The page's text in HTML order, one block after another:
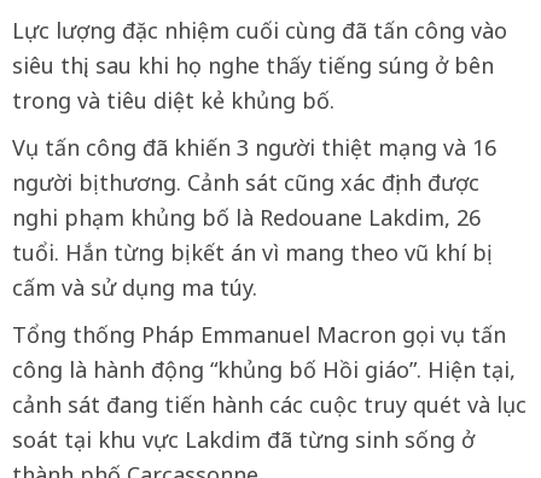
Lực lượng đặc nhiệm cuối cùng đã tấn công vào
siêu thị, sau khi họ nghe thấy tiếng súng ở bên
trong và tiêu diệt kẻ khủng bố.
Vụ tấn công đã khiến 3 người thiệt mạng và 16
người bị thương. Cảnh sát cũng xác định được
nghi phạm khủng bố là Redouane Lakdim, 26
tuổi. Hắn từng bị kết án vì mang theo vũ khí bị
cấm và sử dụng ma túy.
Tổng thống Pháp Emmanuel Macron gọi vụ tấn
công là hành động “khủng bố Hồi giáo”. Hiện tại,
cảnh sát đang tiến hành các cuộc truy quét và lục
soát tại khu vực Lakdim đã từng sinh sống ở